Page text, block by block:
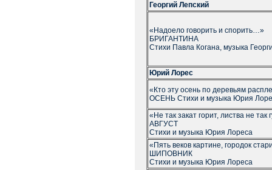
Георгий Лепский
«Надоело говорить и спорить…»
БРИГАНТИНА
Стихи Павла Когана, музыка
Юрий Лорес
«Кто эту осень по деревьям
ОСЕНЬ Стихи и музыка Юрия
«Не так закат горит, листва не так
АВГУСТ
Стихи и музыка Юрия Лореса
«Пять веков картине, городок
ШИПОВНИК
Стихи и музыка Юрия Лореса